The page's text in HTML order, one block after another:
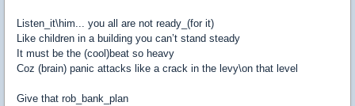
Listen_it\him... you all are not ready_(for it)
Like children in a building you can’t stand steady
It must be the (cool)beat so heavy
Coz (brain) panic attacks like a crack in the levy\on that level
Give that rob_bank_plan